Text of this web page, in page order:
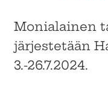
Monialainen
järjestetään
3.-26.7.2024.